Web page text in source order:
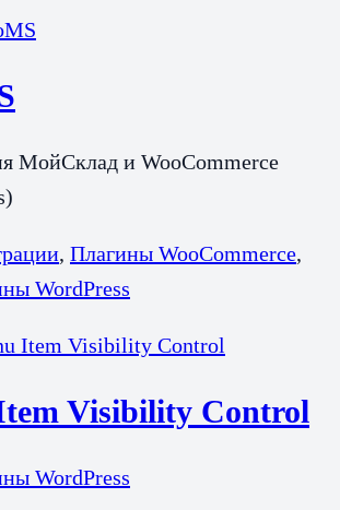
МойСклад и WooCommerce
, Плагины WooCommerce,
WordPress
Visibility Control
WordPress